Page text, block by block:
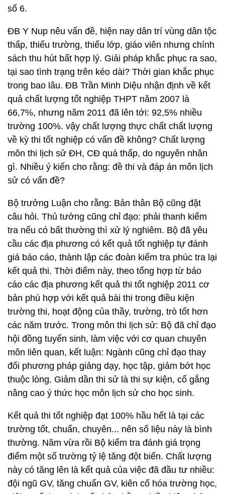
số 6.
ĐB Y Nup nêu vấn đề, hiện nay dân trí vùng dân tộc
thấp, thiếu trường, thiếu lớp, giáo viên nhưng chính
sách thu hút bất hợp lý. Giải pháp khắc phục ra sao,
tại sao tình trạng trên kéo dài? Thời gian khắc phục
trong bao lâu. ĐB Trần Minh Diệu nhận định về kết
quả chất lượng tốt nghiệp THPT năm 2007 là
66,7%, nhưng năm 2011 đã lên tới: 92,5% nhiều
trường 100%. vậy chất lượng thực chất chất lượng
về kỳ thi tốt nghiệp có vấn đề không? Chất lượng
môn thi lịch sử ĐH, CĐ quá thấp, do nguyên nhân
gì. Nhiều ý kiến cho rằng: đề thi và đáp án môn lịch
sử có vấn đề?
Bộ trưởng Luận cho rằng: Bản thân Bộ cũng đặt
câu hỏi. Thủ tướng cũng chỉ đạo: phải thanh kiểm
tra nếu có bất thường thì xử lý nghiêm. Bộ đã yêu
cầu các địa phương có kết quả tốt nghiệp tự đánh
giá báo cáo, thành lập các đoàn kiểm tra phúc tra lại
kết quả thi. Thời điểm này, theo tổng hợp từ báo
cáo các địa phương kết quả thi tốt nghiệp 2011 cơ
bản phù hợp với kết quả bài thi trong điều kiện
trường thi, hoạt động của thầy, trường, trò tốt hơn
các năm trước. Trong môn thi lịch sử: Bộ đã chỉ đạo
hội đồng tuyển sinh, làm việc với cơ quan chuyên
môn liên quan, kết luận: Ngành cũng chỉ đạo thay
đổi phương pháp giảng dạy, học tập, giảm bớt học
thuộc lòng. Giảm dần thi sử là thi sự kiện, cố gắng
nâng cao ý thức học môn lịch sử cho học sinh.
Kết quả thi tốt nghiệp đạt 100% hầu hết là tại các
trường tốt, chuẩn, chuyên... nên số liệu này là bình
thường. Năm vừa rồi Bộ kiểm tra đánh giá trọng
điểm một số trường tỷ lệ tăng đột biến. Chất lượng
này có tăng lên là kết quả của việc đã đầu tư nhiều:
đội ngũ GV, tăng chuẩn GV, kiên cố hóa trường học,